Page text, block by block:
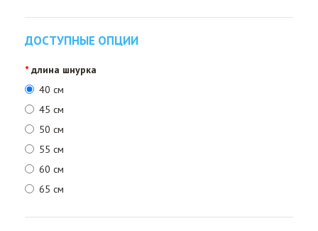
ДОСТУПНЫЕ ОПЦИИ
длина шнурка
40 см
45 см
50 см
55 см
60 см
65 см